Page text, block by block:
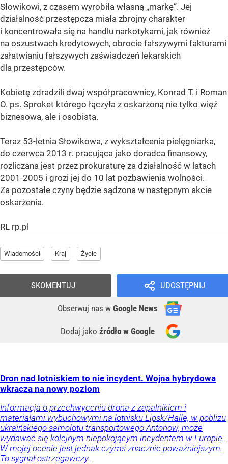
Słowikowi, z czasem wyrobiła własną „markę”. Jej
działalność przestępcza miała zbrojny charakter
i koncentrowała się na handlu narkotykami, jak również
na oszustwach kredytowych, obrocie fałszywymi fakturami
załatwianiu fałszywych zaświadczeń lekarskich
dla przestępców.
Kobietę zdradzili dwaj współpracownicy, Konrad T. i Roman
O. ps. Sproket którego łączyła z oskarżoną nie tylko więź
biznesowa, ale i osobista.
Teraz 53-letnia Słowikowa, z wykształcenia pielęgniarka,
do czerwca 2013 r. pracująca jako doradca finansowy,
rozliczana jest przez prokuraturę za działalność w latach
2001-2005 i grozi jej do 10 lat pozbawienia wolności.
Za pozostałe czyny będzie sądzona w następnym akcie
oskarżenia.
RL rp.pl
Wiadomości Kraj Życie
UDOSTĘPNIJ
Obserwuj nas w Google News
Dodaj jako źródło w Google
SKOMENTUJ
Dron nad lotniskiem to nie incydent. Wojna hybrydowa
wkracza na nowy poziom
Informacja o przechwyceniu drona z zapalnikiem i
materiałami wybuchowymi na lotnisku Lipsk/Halle, w pobliżu
ukraińskiego samolotu transportowego Antonow, może
wydawać się kolejnym niepokojącym incydentem w Europie.
W mojej ocenie jest jednak czymś znacznie poważniejszym.
To sygnał ostrzegawczy.